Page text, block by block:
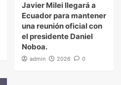
Javier Milei llegará a
Ecuador para mantener
una reunión oficial con
el presidente Daniel
Noboa.
admin 2026 0